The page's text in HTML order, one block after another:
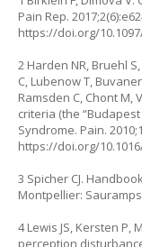
Pain Rep.
https://doi.org/
2 Harden NR, Bruehl
C, Lubenow T,
Ramsden C, Chont M,
criteria (the
Syndrome. Pain.
https://doi.org/
3 Spicher CJ.
Montpellier:
4 Lewis JS, Kersten P,
perception